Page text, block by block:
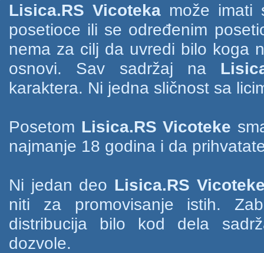
Lisica.RS Vicotekamože imati
posetioce ili se određenim
nema za cilj da uvredi bilo koga
osnovi. Sav sadržaj na
karaktera. Ni jedna sličnost sa
Posetom Lisica.RS Vicoteke
najmanje 18 godina i da
Ni jedan deo Lisica.RS
niti za promovisanje istih.
distribucija bilo kod dela
dozvole.